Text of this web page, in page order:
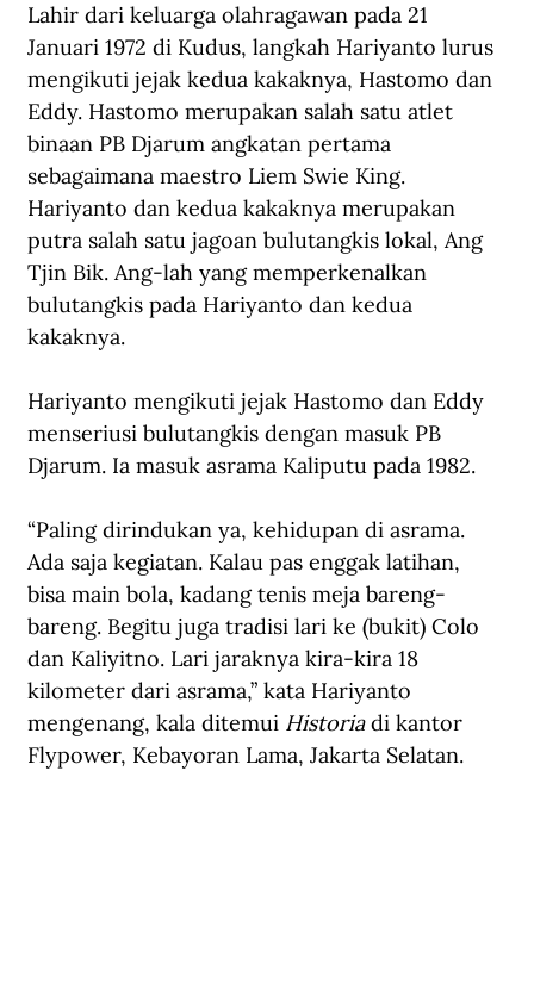
Lahir dari keluarga olahragawan pada 21
Januari 1972 di Kudus, langkah Hariyanto lurus
mengikuti jejak kedua kakaknya, Hastomo dan
Eddy. Hastomo merupakan salah satu atlet
binaan PB Djarum angkatan pertama
sebagaimana maestro Liem Swie King.
Hariyanto dan kedua kakaknya merupakan
putra salah satu jagoan bulutangkis lokal, Ang
Tjin Bik. Ang-lah yang memperkenalkan
bulutangkis pada Hariyanto dan kedua
kakaknya.
Hariyanto mengikuti jejak Hastomo dan Eddy
menseriusi bulutangkis dengan masuk PB
Djarum. Ia masuk asrama Kaliputu pada 1982.
“Paling dirindukan ya, kehidupan di asrama.
Ada saja kegiatan. Kalau pas enggak latihan,
bisa main bola, kadang tenis meja bareng-
bareng. Begitu juga tradisi lari ke (bukit) Colo
dan Kaliyitno. Lari jaraknya kira-kira 18
kilometer dari asrama,” kata Hariyanto
mengenang, kala ditemui Historia di kantor
Flypower, Kebayoran Lama, Jakarta Selatan.